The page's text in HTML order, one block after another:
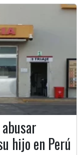
hijo en Perú